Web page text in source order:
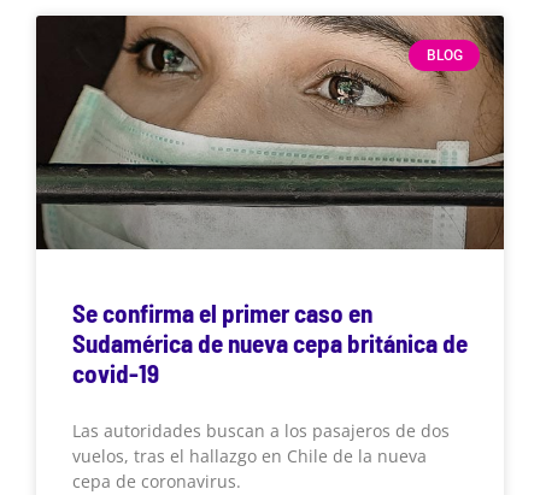
BLOG
Se confirma el primer caso en
Sudamérica de nueva cepa británica de
covid-19
Las autoridades buscan a los pasajeros de dos
vuelos, tras el hallazgo en Chile de la nueva
cepa de coronavirus.